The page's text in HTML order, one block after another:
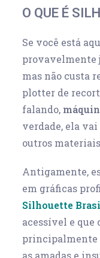
O QUE É
Se você está
provavelmente
mas não custa
plotter de
falando,
verdade, ela
outros
Antigamente,
em gráficas
Silhouette
acessível e que
principalmente
as amadas e